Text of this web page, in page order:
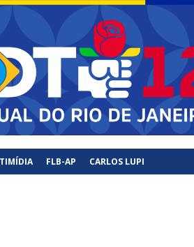
PDT
Rio de Janiero – RJ
FLB-AP CARLOS LUPI